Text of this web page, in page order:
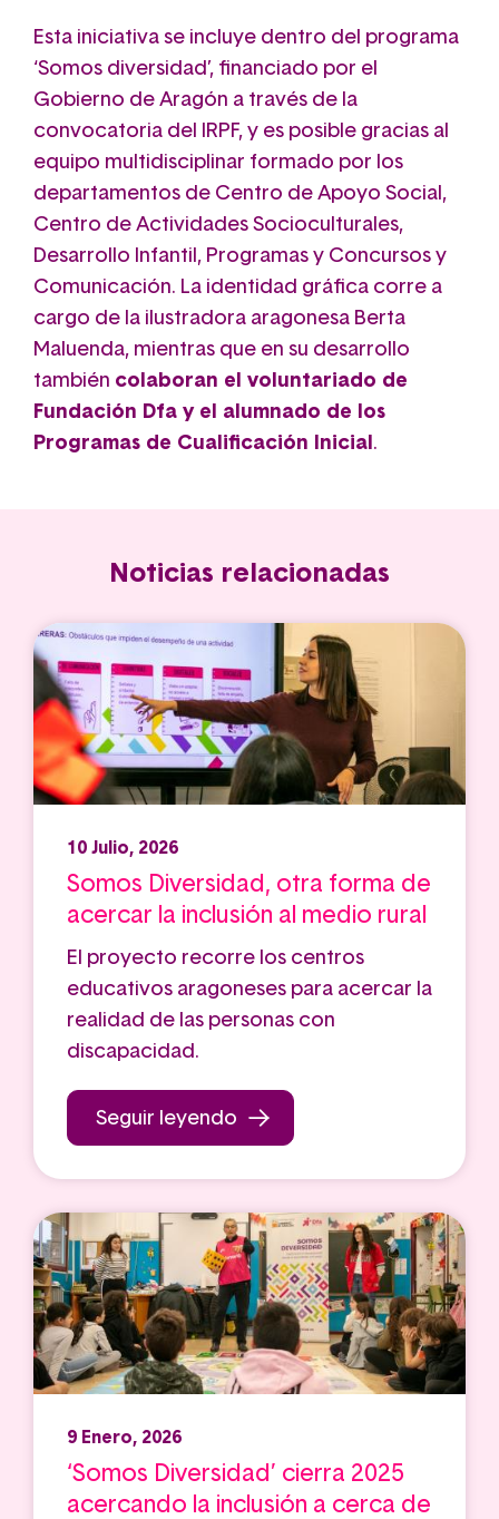
Esta iniciativa se incluye dentro del programa
‘Somos diversidad’, financiado por el
Gobierno de Aragón a través de la
convocatoria del IRPF, y es posible gracias al
equipo multidisciplinar formado por los
departamentos de Centro de Apoyo Social,
Centro de Actividades Socioculturales,
Desarrollo Infantil, Programas y Concursos y
Comunicación. La identidad gráfica corre a
cargo de la ilustradora aragonesa Berta
Maluenda, mientras que en su desarrollo
también colaboran el voluntariado de
Fundación Dfa y el alumnado de los
Programas de Cualificación Inicial .
Noticias relacionadas
10 Julio, 2026
Somos Diversidad, otra forma de
acercar la inclusión al medio rural
El proyecto recorre los centros
educativos aragoneses para acercar la
realidad de las personas con
discapacidad.
Seguir leyendo
9 Enero, 2026
‘Somos Diversidad’ cierra 2025
acercando la inclusión a cerca de